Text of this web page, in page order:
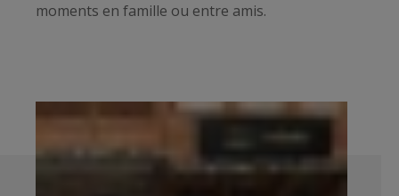
moments en famille ou entre amis.